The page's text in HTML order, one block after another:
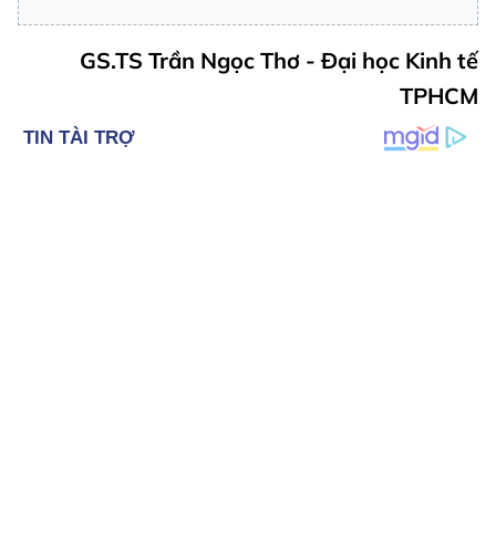
GS.TS Trần Ngọc Thơ - Đại học Kinh tế
TPHCM